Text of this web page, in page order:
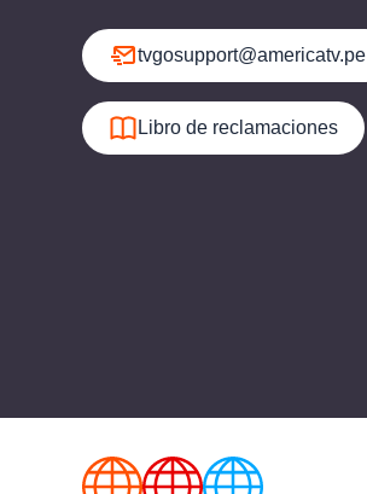
tvgosupport@americatv.pe
Libro de reclamaciones